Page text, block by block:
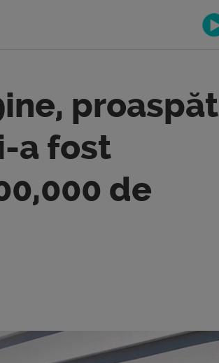
proaspăt
a fost
de